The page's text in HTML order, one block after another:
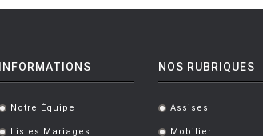
INFORMATIONS
. Notre Équipe
Listes Mariages
NOS RUBRIQUES
. Assises
Mobilier